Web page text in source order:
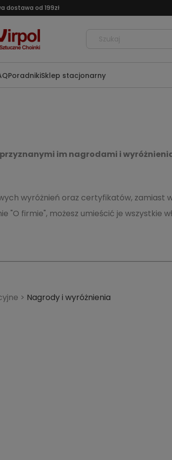
dostawa od 199zł
PoradnikiSklep stacjonarny
im nagrodami i
wyróżnień oraz certyfikatów, zamiast
firmie", możesz umieścić je wszystkie
> Nagrody i wyróżnienia